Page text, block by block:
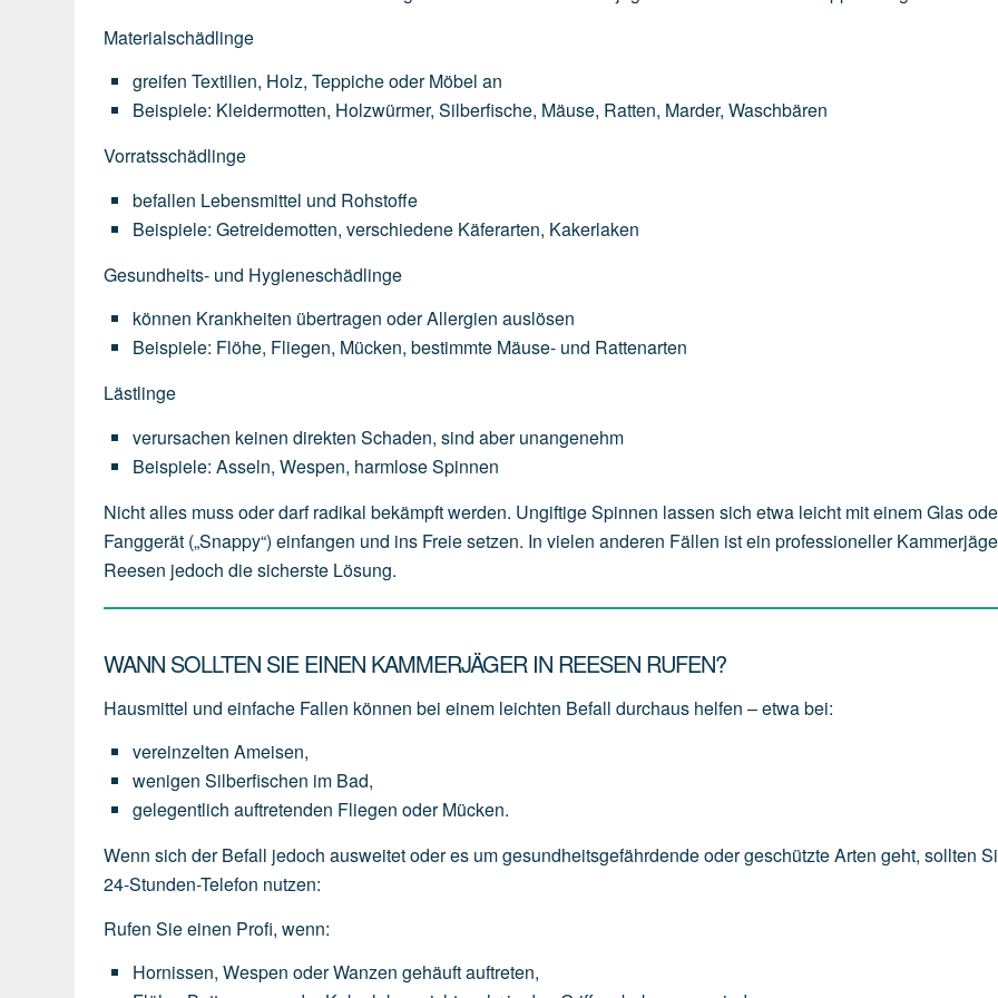
Materialschädlinge
greifen Textilien, Holz, Teppicheoder Möbel an
Beispiele: Kleidermotten, Holzwürmer, Silberfische, Mäuse, Ratten, Marder, Waschbären
Vorratsschädlinge
befallen Lebensmittel und Rohstoffe
Beispiele: Getreidemotten, verschiedene Käferarten, Kakerlaken
Gesundheits- und Hygieneschädlinge
können Krankheiten übertragen oderAllergien auslösen
Beispiele: Flöhe, Fliegen, Mücken, bestimmte Mäuse- und Rattenarten
Lästlinge
verursachen keinen direkten Schaden, sind aber unangenehm
Beispiele: Asseln, Wespen, harmloseSpinnen
Nicht alles muss oder darf radikal bekämpft werden. Ungiftige Spinnen lassen sich etwa leicht mit einem Glas
Fanggerät („Snappy“) einfangen und ins Freie setzen. In vielen anderen Fällen ist ein professioneller
Reesen jedoch die sicherste Lösung.
WANN SOLLTEN SIE EINEN KAMMERJÄGER IN REESEN RUFEN?
Hausmittel und einfache Fallen können bei einem leichten Befall durchaus helfen – etwa bei:
vereinzelten Ameisen,
wenigen Silberfischen im Bad,
gelegentlich auftretenden Fliegen oder Mücken.
Wenn sich der Befall jedoch ausweitet oder es um gesundheitsgefährdende oder geschützte Arten geht, sollten
24-Stunden-Telefon nutzen:
Rufen Sie einen Profi, wenn:
Hornissen, Wespen oderWanzen gehäuftauftreten,